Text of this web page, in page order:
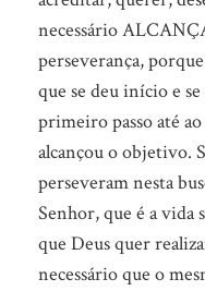
necessário
perseverança,
que se deu início e
primeiro passo até
alcançou o objetivo.
perseveram nesta
Senhor, que é a vida
que Deus quer
necessário que o